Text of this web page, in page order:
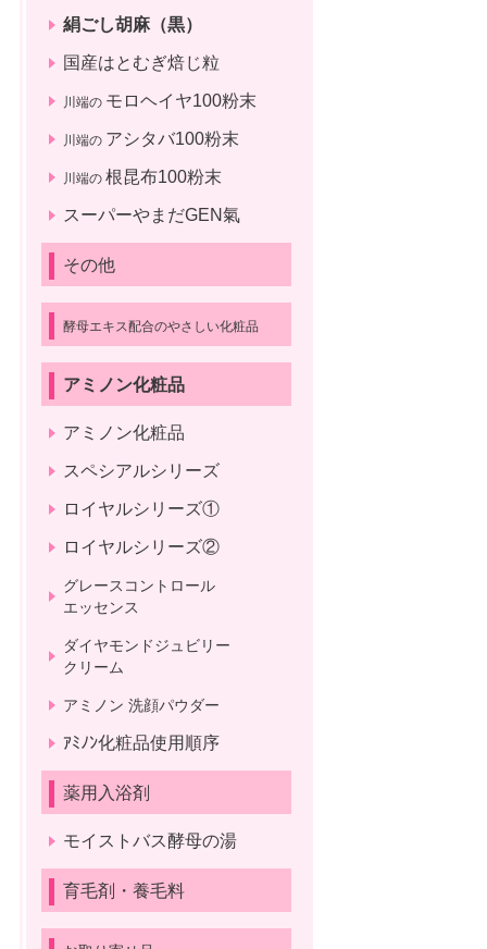
絹ごし胡麻（黒）
国産はとむぎ焙じ粒
川端の モロヘイヤ100粉末
川端の アシタバ100粉末
川端の 根昆布100粉末
スーパーやまだGEN氣
その他
酵母エキス配合のやさしい化粧品
アミノン化粧品
アミノン化粧品
スペシアルシリーズ
ロイヤルシリーズ①
ロイヤルシリーズ②
グレースコントロール
エッセンス
ダイヤモンドジュビリー
クリーム
アミノン 洗顔パウダー
ｱﾐﾉﾝ化粧品使用順序
薬用入浴剤
モイストバス酵母の湯
育毛剤・養毛料